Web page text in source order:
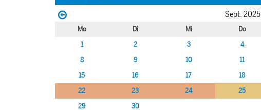
Sept. 2025
Mo Di Mi Do
1
2 3 4
8
9 10 11
15
16 17 18
22
23 24 25
29
30